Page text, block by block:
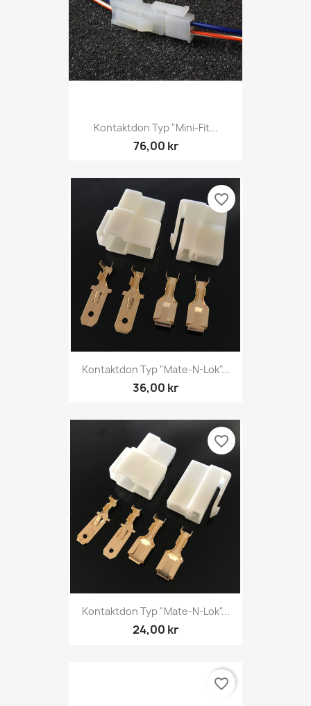
Kontaktdon Typ "Mini-Fit...
76,00 kr
Kontaktdon Typ "Mate-N-Lok"...
36,00 kr
favorite_border
Kontaktdon Typ "Mate-N-Lok"...
24,00 kr
favorite_border
favorite_border